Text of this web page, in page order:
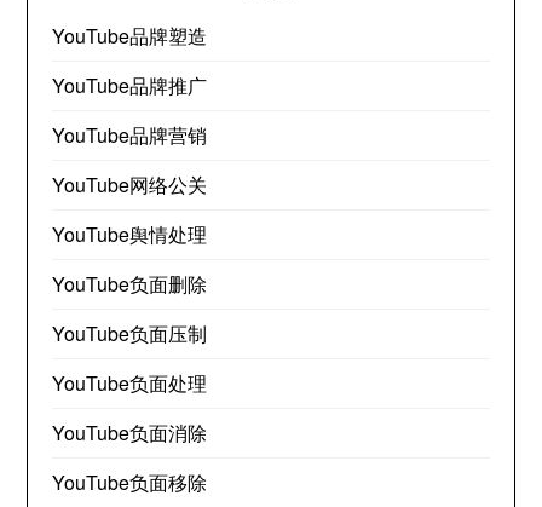
YouTube品牌塑造
YouTube品牌推广
YouTube品牌营销
YouTube网络公关
YouTube舆情处理
YouTube负面删除
YouTube负面压制
YouTube负面处理
YouTube负面消除
YouTube负面移除